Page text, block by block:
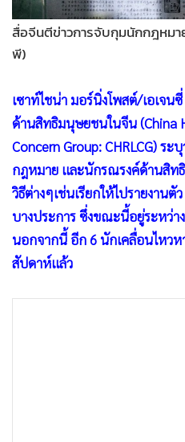
Infographic
• การเมือง
• ท่องเที่ยว
• ต่างประเทศ
• Special Scoop
เศรษฐกิจ-ธุรกิจ
• จีน
• ชุมชน-คุณภาพชีวิต
• อาชญากรรม
• Motoring
สื่อจีนตีข่าวการจับกุมนักกฎหม
พี)
เซาท์ไชน่า มอร์นิ่งโพสต์/เอเจน
ด้านสิทธิมนุษยชนในจีน (China
Concern Group: CHRLCG) ร
กฎหมาย และนักรณรงค์ด้านสิท
วิธีต่างๆเช่นเรียกให้ไปรายงาน
บางประการ ซึ่งขณะนี้อยู่ระหว่
นอกจากนี้ อีก 6 นักเคลื่อนไหว
สัปดาห์แล้ว